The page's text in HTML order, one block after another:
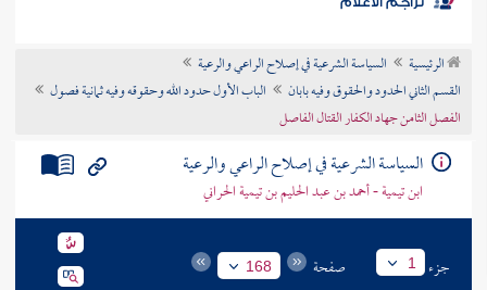
موضوعي
تراجم الأعلام
الرئيسية
السياسة الشرعية في إصلاح الراعي والرعية
القسم الثاني الحدود والحقوق وفيه بابان
الباب الأول حدود الله وحقوقه وفيه ثمانية فصول
الفصل الثامن جهاد الكفار القتال الفاصل
السياسة الشرعية في إصلاح الراعي والرعية
ابن تيمية - أحمد بن عبد الحليم بن تيمية الحراني
جزء 1 صفحة 168